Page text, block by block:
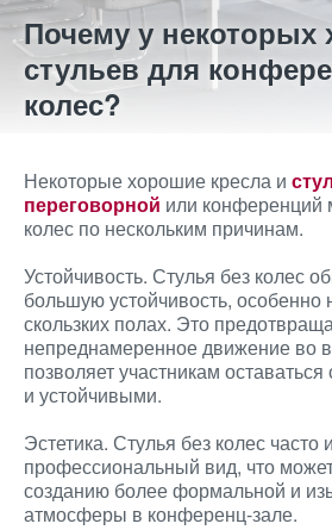
Почему у некоторых
стульев для
колес?
Некоторые хорошие кресла и
переговорной или конференций
колес по нескольким причинам.
Устойчивость. Стулья без колес
большую устойчивость, особенно
скользких полах. Это
непреднамеренное движение во
позволяет участникам
и устойчивыми.
Эстетика. Стулья без колес часто
профессиональный вид, что
созданию более формальной и
атмосферы в конференц-зале.